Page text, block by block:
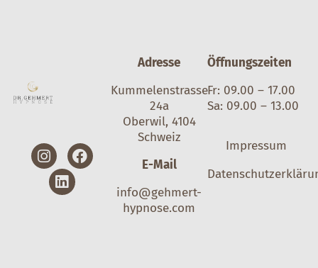
Adresse
Kummelenstrasse
24a
Oberwil, 4104
Schweiz
E-Mail
info@gehmert-
hypnose.com
Öffnungszeiten
Fr: 09.00 – 17.00
Sa: 09.00 – 13.00
Impressum